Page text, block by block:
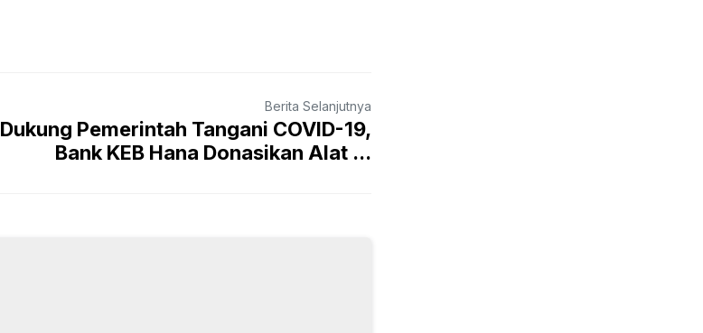
Berita Selanjutnya
Dukung Pemerintah Tangani COVID-19,
Bank KEB Hana Donasikan Alat ...